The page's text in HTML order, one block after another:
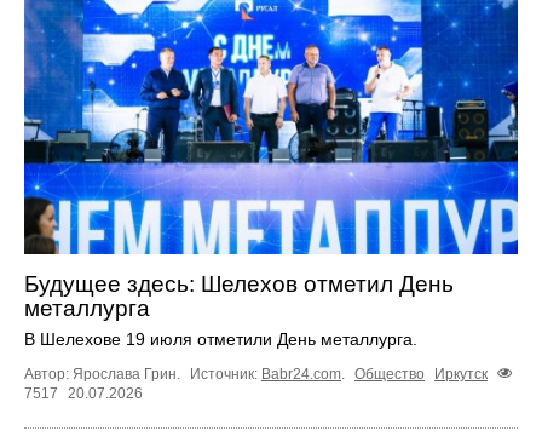
Будущее здесь: Шелехов отметил День
металлурга
В Шелехове 19 июля отметили День металлурга.
Автор: Ярослава Грин. Источник: Babr24.com. Общество
Иркутск
7517
20.07.2026